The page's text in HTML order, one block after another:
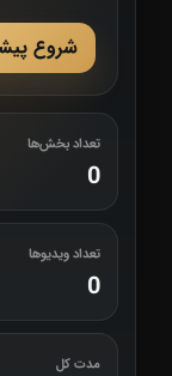
شروع
تعداد بخش‌ها
0
تعداد ویدیوها
0
مدت کل